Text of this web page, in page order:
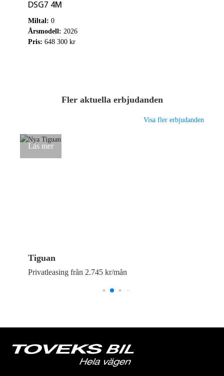
DSG7 4M
Miltal: 0
Årsmodell: 2026
Pris: 648 300 kr
Fler aktuella erbjudanden
Visa fler erbjudanden
Tiguan
Privatleasing från 2.745 kr/mån